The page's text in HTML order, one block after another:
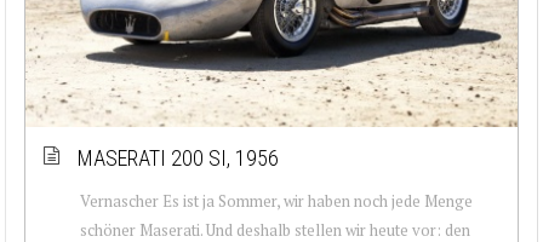
MASERATI 200 SI, 1956
Vernascher Es ist ja Sommer, wir haben noch jede Menge
schöner Maserati. Und deshalb stellen wir heute vor: den